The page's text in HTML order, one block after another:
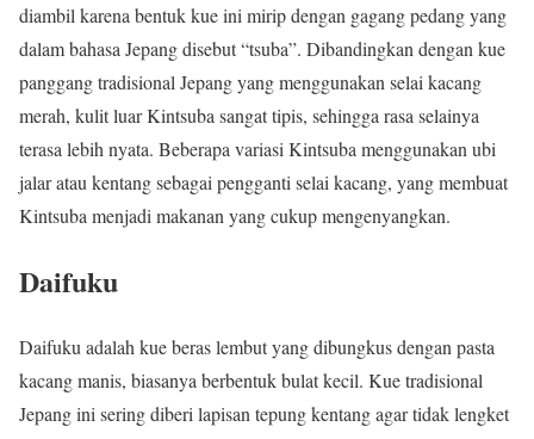
diambil karena bentuk kue ini mirip dengan gagang pedang yang
dalam bahasa Jepang disebut “tsuba”. Dibandingkan dengan kue
panggang tradisional Jepang yang menggunakan selai kacang
merah, kulit luar Kintsuba sangat tipis, sehingga rasa selainya
terasa lebih nyata. Beberapa variasi Kintsuba menggunakan ubi
jalar atau kentang sebagai pengganti selai kacang, yang membuat
Kintsuba menjadi makanan yang cukup mengenyangkan.
Daifuku
Daifuku adalah kue beras lembut yang dibungkus dengan pasta
kacang manis, biasanya berbentuk bulat kecil. Kue tradisional
Jepang ini sering diberi lapisan tepung kentang agar tidak lengket